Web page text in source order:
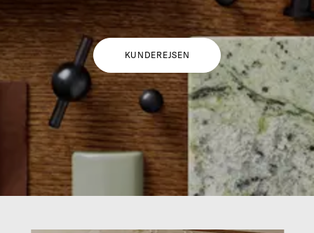
KUNDEREJSEN